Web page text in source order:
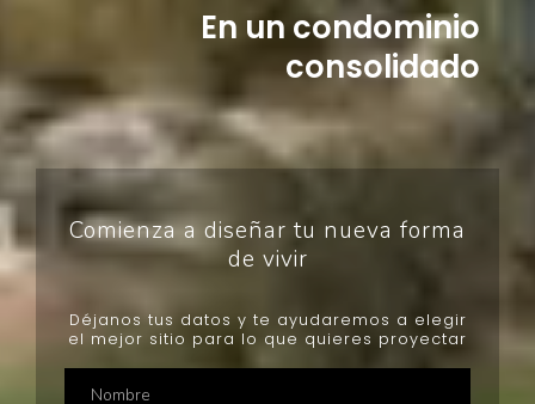
En un condominio
consolidado
Comienza a diseñar tu nueva forma
de vivir
Déjanos tus datos y te ayudaremos a elegir
el mejor sitio para lo que quieres proyectar